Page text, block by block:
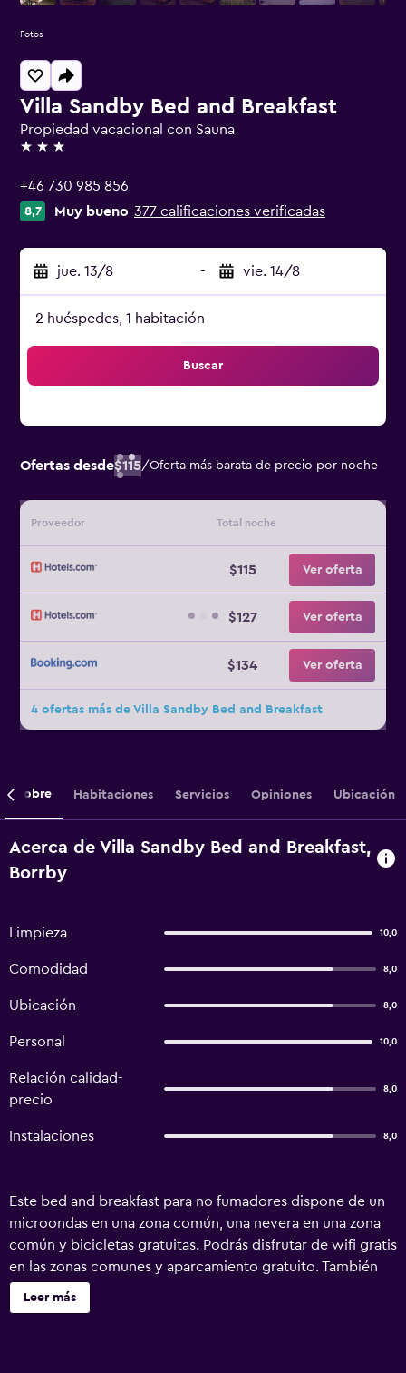
Villa Sandby Bed and Breakfast
Propiedad vacacional con Sauna
3 estrellas
+46 730 985 856
8,7 Muy bueno 377 calificaciones verificadas
jue. 13/8 - vie. 14/8
2 huéspedes, 1 habitación
Buscar
Ofertas desde$115/Oferta más barata de precio por noche
Proveedor Total noche
$115 Ver oferta
$127 Ver oferta
$134 Ver oferta
4 ofertas más de Villa Sandby Bed and Breakfast
Fotos
Sobre Habitaciones Servicios Opiniones Ubicación
Acerca de Villa Sandby Bed and Breakfast,
Borrby
Limpieza 10,0
Comodidad 8,0
Ubicación 8,0
Personal 10,0
Relación calidad-
precio
8,0
Instalaciones 8,0
Este bed and breakfast para no fumadores dispone de un
microondas en una zona común, una nevera en una zona
común y bicicletas gratuitas. Podrás disfrutar de wifi gratis
en las zonas comunes y aparcamiento gratuito. También
encontrarás servicios de conserjería, un jardín y un área
para parrillas. Villa Sandby Bed and Breakfast tiene 9
Leer más